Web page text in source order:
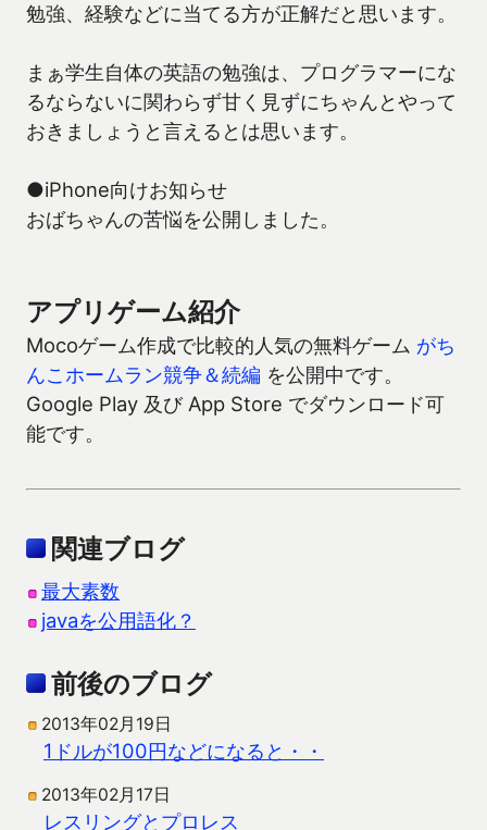
勉強、経験などに当てる方が正解だと思います。
まぁ学生自体の英語の勉強は、プログラマーにな
るならないに関わらず甘く見ずにちゃんとやって
おきましょうと言えるとは思います。
●iPhone向けお知らせ
おばちゃんの苦悩を公開しました。
アプリゲーム紹介
Mocoゲーム作成で比較的人気の無料ゲーム がち
んこホームラン競争＆続編 を公開中です。
Google Play 及び App Store でダウンロード可
能です。
関連ブログ
最大素数
javaを公用語化？
前後のブログ
2013年02月19日
1ドルが100円などになると・・
2013年02月17日
レスリングとプロレス